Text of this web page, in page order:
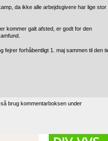
da ikke alle arbejdsgivere har lige stor
kommer galt afsted, er godt for den
fejrer forhåbentligt 1. maj sammen til den
brug kommentarboksen under